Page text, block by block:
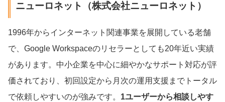
ニューロネット（株式会社ニューロネット）
1996年からインターネット関連事業を展開している老舗
で、Google Workspaceのリセラーとしても20年近い実績
があります。中小企業を中心に細やかなサポート対応が評
価されており、初回設定から月次の運用支援までトータル
で依頼しやすいのが強みです。 1ユーザーから相談しやす